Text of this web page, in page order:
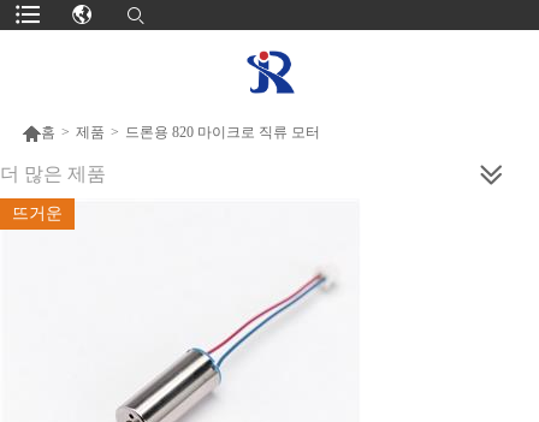
홈 > 제품 > 드론용 820 마이크로 직류 모터
더 많은 제품
뜨거운